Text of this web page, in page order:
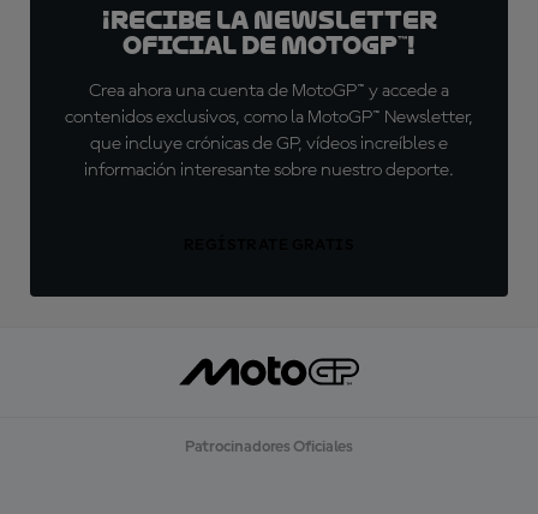
¡Recibe la Newsletter
oficial de MotoGP™!
Crea ahora una cuenta de MotoGP™ y accede a
contenidos exclusivos, como la MotoGP™ Newsletter,
que incluye crónicas de GP, vídeos increíbles e
información interesante sobre nuestro deporte.
Patrocinadores Oficiales